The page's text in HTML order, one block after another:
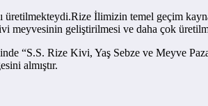
İlimizin temel geçim
geliştirilmesi ve daha çok
“S.S. Rize Kivi, Yaş Sebze ve Meyve
almıştır.